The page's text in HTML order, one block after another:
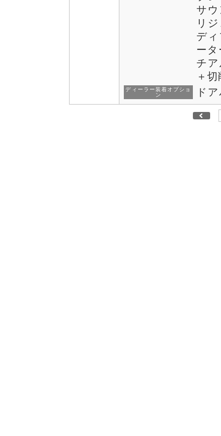
サ
リ
デ
ー
チ
＋
ディーラー装着オプショ
ン
ド